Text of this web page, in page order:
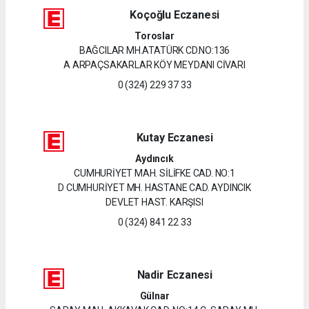
Koçoğlu Eczanesi
Toroslar
BAĞCILAR MH.ATATÜRK CD.NO:136
A ARPAÇSAKARLAR KÖY MEYDANI CİVARI
0 (324) 229 37 33
Kutay Eczanesi
Aydıncık
CUMHURİYET MAH. SİLİFKE CAD. NO:1
D CUMHURİYET MH. HASTANE CAD. AYDINCIK
DEVLET HAST. KARŞISI
0 (324) 841 22 33
Nadir Eczanesi
Gülnar